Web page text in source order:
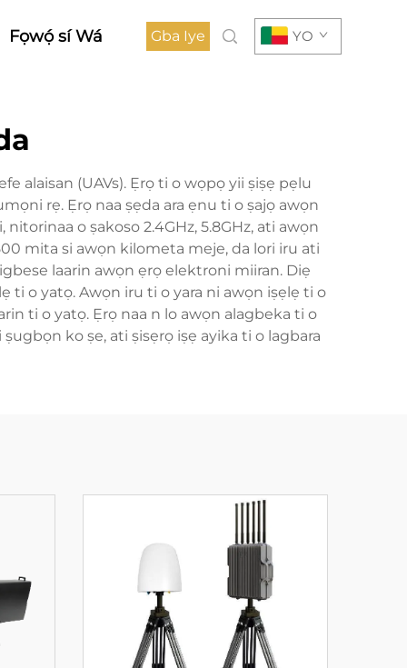
Fọwọ́ sí Wá Gba Iye YO
alaisan (UAVs). Ẹrọ ti o wọpọ yii ṣiṣẹ pẹlu
rẹ. Ẹrọ naa ṣẹda ara ẹnu ti o ṣajọ awọn
o ṣakoso 2.4GHz, 5.8GHz, ati awọn
mita si awọn kilometa meje, da lori iru ati
laarin awọn ẹrọ elektroni miiran. Diẹ
o yatọ. Awọn iru ti o yara ni awọn iṣẹlẹ ti o
ti o yatọ. Ẹrọ naa n lo awọn alagbeka ti o
ko ṣe, ati ṣisẹrọ iṣẹ ayika ti o lagbara